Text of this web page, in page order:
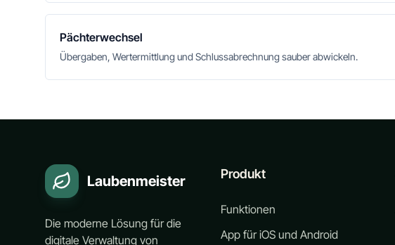
Pächterwechsel
Übergaben, Wertermittlung und Schlussabrechnung sauber abwickeln.
Laubenmeister
Die moderne Lösung für die
digitale Verwaltung von
Produkt
Funktionen
App für iOS und Android